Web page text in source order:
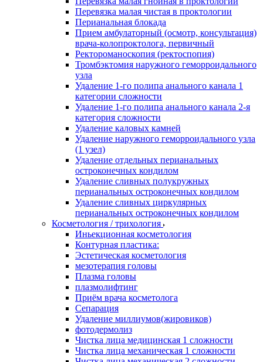
Перевязка малая чистая в проктологии
Перианальная блокада
Прием амбулаторный (осмотр, консультация)
врача-колопроктолога, первичный
Ректороманоскопия (ректоспопия)
Тромбэктомия наружного геморроидального
узла
Удаление 1-го полипа анального канала 1
категории сложности
Удаление 1-го полипа анального канала 2-я
категория сложности
Удаление каловых камней
Удаление наружного геморроидального узла
(1 узел)
Удаление отдельных перианальных
остроконечных кондилом
Удаление сливных полукружных
перианальных остроконечных кондилом
Удаление сливных циркулярных
перианальных остроконечных кондилом
Косметология / трихология
Иньекционная косметология
Контурная пластика:
Эстетическая косметология
мезотерапия головы
Плазма головы
плазмолифтинг
Приём врача косметолога
Сепарация
Удаление миллиумов(жировиков)
фотодермолиз
Чистка лица медицинская 1 сложности
Чистка лица механическая 1 сложности